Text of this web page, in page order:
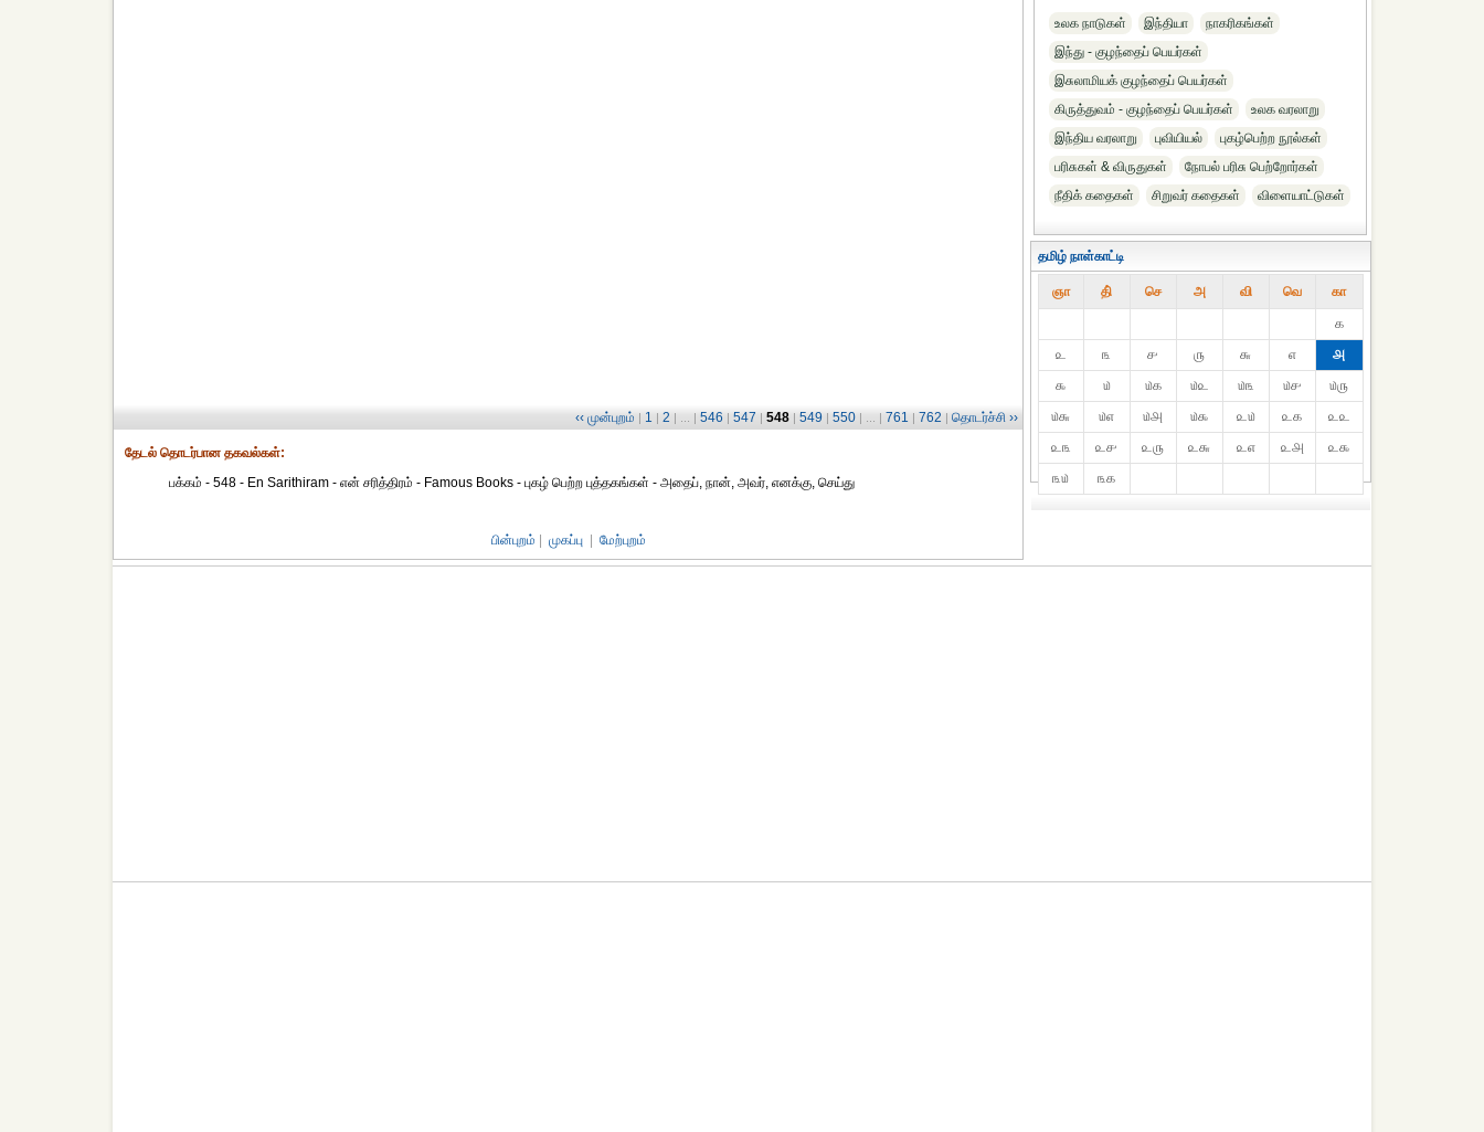
‹‹ முன்புறம் | 1 | 2 | ... | 546 | 547 | 548 | 549 | 550 | ... | 761 | 762 | தொடர்ச்சி ››
தேட‌ல் தொட‌ர்பான தகவ‌ல்க‌ள்:
பக்கம் - 548 - En Sarithiram - என் சரித்திரம் - Famous Books - புகழ் பெற்ற புத்தகங்கள் - அதைப், நான், அவர், எனக்கு, செய்து
பின்புறம் முகப்பு மேற்புறம்
உலக நாடுகள் இந்தியா
நாகரிகங்கள்
இந்து - குழந்தைப் பெயர்கள்
இசுலாமியக் குழந்தைப் பெயர்கள்
கிருத்துவம் - குழந்தைப் பெயர்கள்
உலக வரலாறு
இந்திய வரலாறு
புவியியல்
புகழ்பெற்ற நூல்கள்
பரிசுகள் & விருதுகள்
நோபல் பரிசு‎ பெற்றோர்‎கள்
நீதிக் கதைகள்
சிறுவர் கதைகள் விளையாட்டுகள்
தமிழ் நாள்காட்டி
ஞா தி் செ அ வி வெ கா
௧
௨
௩ ௪ ௫ ௬ ௭
௮
௯
௰ ௰௧ ௰௨ ௰௩ ௰௪
௰௫
௰௬
௰௭ ௰௮ ௰௯ ௨௰ ௨௧
௨௨
௨௩
௨௪ ௨௫ ௨௬ ௨௭ ௨௮
௨௯
௩௰
௩௧